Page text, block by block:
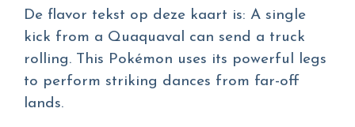
De flavor tekst op deze kaart is: A single
kick from a Quaquaval can send a truck
rolling. This Pokémon uses its powerful legs
to perform striking dances from far-off
lands.